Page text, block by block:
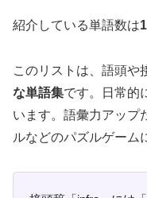
紹介している単語数は
このリストは、語頭や
な単語集です。日常的
います。語彙力アップ
ルなどのパズルゲーム